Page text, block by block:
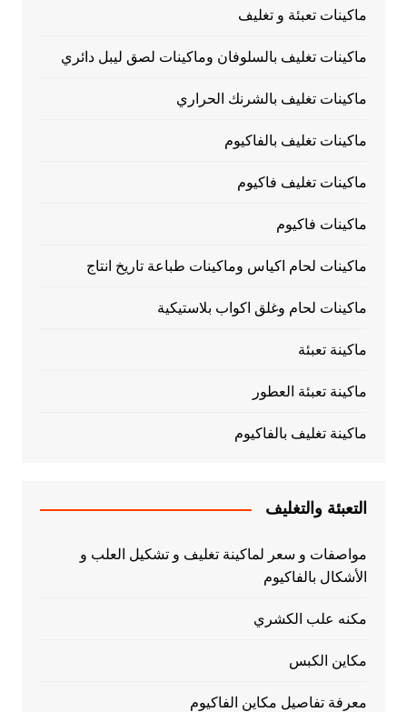
ماكينات تعبئة و تغليف
ماكينات تغليف بالسلوفان وماكينات لصق ليبل دائري
ماكينات تغليف بالشرنك الحراري
ماكينات تغليف بالفاكيوم
ماكينات تغليف فاكيوم
ماكينات فاكيوم
ماكينات لحام اكياس وماكينات طباعة تاريخ انتاج
ماكينات لحام وغلق اكواب بلاستيكية
ماكينة تعبئة
ماكينة تعبئة العطور
ماكينة تغليف بالفاكيوم
التعبئة والتغليف
مواصفات و سعر لماكينة تغليف و تشكيل العلب و
الأشكال بالفاكيوم
مكنه علب الكشري
مكاين الكبس
معرفة تفاصيل مكاين الفاكيوم